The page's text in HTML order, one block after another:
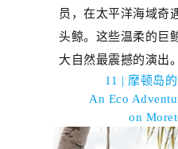
员，在太平洋海域奇
头鲸。 这些温柔的巨
大自然最震撼的演出。
11 | 摩顿岛
An Eco
on